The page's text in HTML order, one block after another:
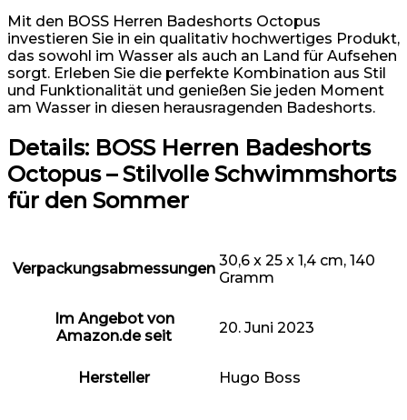
Mit den BOSS Herren Badeshorts Octopus
investieren Sie in ein qualitativ hochwertiges Produkt,
das sowohl im Wasser als auch an Land für Aufsehen
sorgt. Erleben Sie die perfekte Kombination aus Stil
und Funktionalität und genießen Sie jeden Moment
am Wasser in diesen herausragenden Badeshorts.
Details: BOSS Herren Badeshorts
Octopus – Stilvolle Schwimmshorts
für den Sommer
Verpackungsabmessungen 30,6 x 25 x 1,4 cm, 140
Gramm
Im Angebot von
Amazon.de seit
20. Juni 2023
Hersteller Hugo Boss